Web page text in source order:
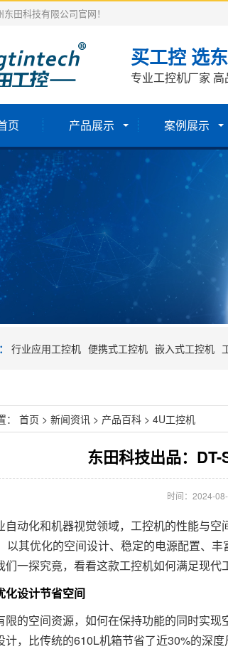
田科技有限公司官网！
买工控 选
专业工控机厂家
页 产品展示 案例展示
行业应用工控机 便携式工控机 嵌入式工控机
： 首页 > 新闻资讯 > 产品百科 > 4U工控机
东田科技出品：
时间：2024-
化和机器视觉领域，工控机的性能与空
以其优化的空间设计、稳定的电源配置、
们一探究竟，看看这款工控机如何满足现代
设计节省空间
空间资源，如何在保持功能的同时实现
计，比传统的610L机箱节省了近30%的深